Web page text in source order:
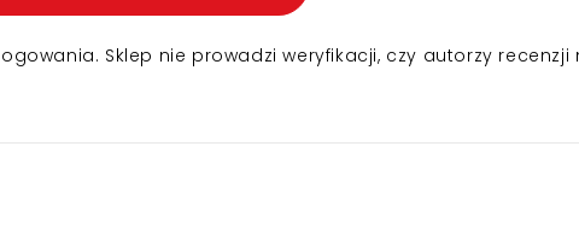
Sklep nie prowadzi weryfikacji, czy autorzy recenzji